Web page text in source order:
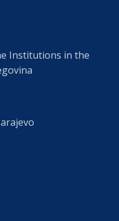
Institutions in the